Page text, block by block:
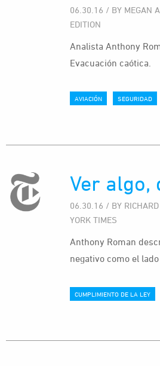
06.30.16 / BY MEGAN
EDITION
Analista Anthony
Evacuación caótica.
AVIACIÓN SEGURIDAD
Ver algo,
06.30.16 / BY
YORK TIMES
Anthony Roman
negativo como el
CUMPLIMIENTO DE LA LEY